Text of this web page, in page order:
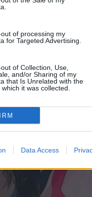
of processing my
for Targeted Advertising.
of Collection, Use,
and/or Sharing of my
that Is Unrelated with the
it was collected.
Data Access